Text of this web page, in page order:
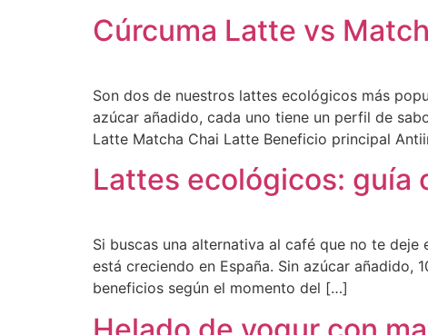
Cúrcuma Latte vs
Son dos de nuestros lattes ecológicos más
azúcar añadido, cada uno tiene un perfil de
Latte Matcha Chai Latte Beneficio principal
Lattes ecológicos: guía
Si buscas una alternativa al café que no te
está creciendo en España. Sin azúcar añadido,
beneficios según el momento del […]